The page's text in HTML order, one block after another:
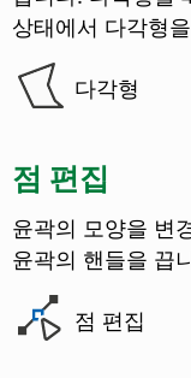
상태에서 다각형
다각형
점 편집
윤곽의 모양을 변
윤곽의 핸들을 끕
점 편집